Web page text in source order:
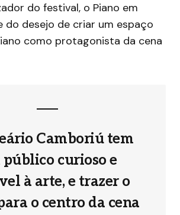
do festival, o Piano em
do desejo de criar um espaço
como protagonista da cena
Camboriú tem
curioso e
à arte, e trazer o
o centro da cena